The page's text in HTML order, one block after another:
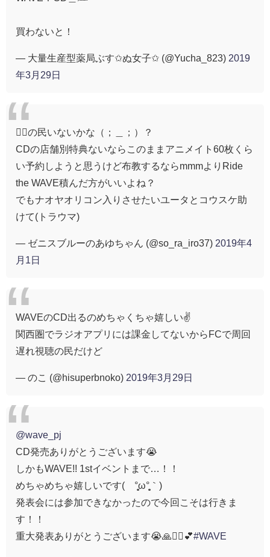
買わないと！
— 大量生産型薬局ぶす✩ぬ女子✩ (@Yucha_823) 2019
年3月29日
🏄‍♂️の民いないかな（；＿；）？
CDの店舗別特典ないならこのままアニメイト60枚くら
い予約しようと思うけど布教するならmmmよりRide
the WAVE積んだ方がいいよね？
でもナオヤオリコン入りさせたいユータとコウスケ助
けて(トラウマ)
— ゼニスブルーのあゆちゃん (@so_ra_iro37) 2019年4
月1日
WAVEのCD出るのめちゃくちゃ嬉しい✌️
関西圏でラジオアプリには課金してないからFCで周回
遅れ視聴の民だけど
— のこ (@hisuperbnoko) 2019年3月29日
@wave_pj
CD発売ありがとうございます😭
しかもWAVE!! 1stイベントまで…！！
めちゃめちゃ嬉しいです(´°̥̥̥ω°̥̥̥｀)
発表会には参加できなかったので今回こそは行きま
す！！
重大発表ありがとうございます😭🙏🏄‍♂️💕#WAVE